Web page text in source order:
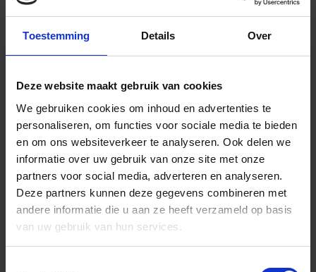
Toestemming Details Over
Deze website maakt gebruik van cookies
We gebruiken cookies om inhoud en advertenties te
personaliseren, om functies voor sociale media te bieden
en om ons websiteverkeer te analyseren. Ook delen we
informatie over uw gebruik van onze site met onze
partners voor social media, adverteren en analyseren.
Deze partners kunnen deze gegevens combineren met
andere informatie die u aan ze heeft verzameld op basis
van uw gebruik van hun services.